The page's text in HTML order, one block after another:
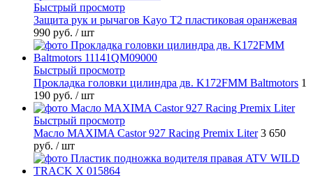
Быстрый просмотр
Защита рук и рычагов Kayo T2 пластиковая оранжевая
990 руб. / шт
Быстрый просмотр
Прокладка головки цилиндра дв. K172FMM Baltmotors 1
190 руб. / шт
Быстрый просмотр
Масло MAXIMA Castor 927 Racing Premix Liter 3 650
руб. / шт